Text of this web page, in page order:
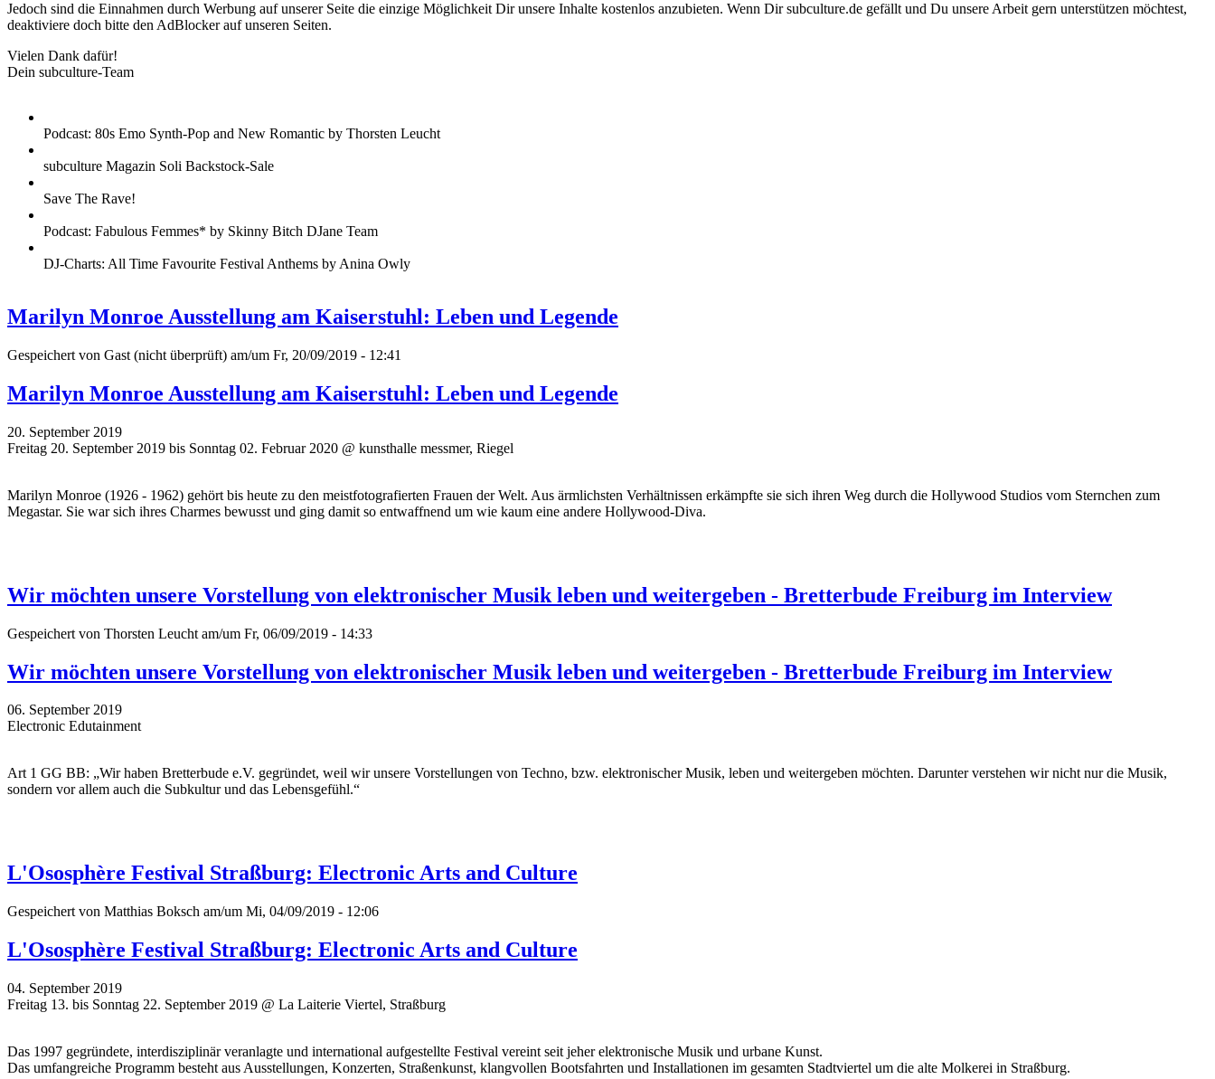
Jedoch sind die Einnahmen durch Werbung auf unserer Seite die einzige Möglichkeit Dir unsere Inhalte kostenlos anzubieten. Wenn Dir subculture.de gefällt und Du unsere Arbeit gern unterstützen möchtest,
deaktiviere doch bitte den AdBlocker auf unseren Seiten.
Vielen Dank dafür!
Dein subculture-Team
Podcast: 80s Emo Synth-Pop and New Romantic by Thorsten Leucht
subculture Magazin Soli Backstock-Sale
Save The Rave!
Podcast: Fabulous Femmes* by Skinny Bitch DJane Team
DJ-Charts: All Time Favourite Festival Anthems by Anina Owly
Marilyn Monroe Ausstellung am Kaiserstuhl: Leben und Legende
Gespeichert von Gast (nicht überprüft) am/um Fr, 20/09/2019 - 12:41
Marilyn Monroe Ausstellung am Kaiserstuhl: Leben und Legende
20. September 2019
Freitag 20. September 2019 bis Sonntag 02. Februar 2020 @ kunsthalle messmer, Riegel
Marilyn Monroe (1926 - 1962) gehört bis heute zu den meistfotografierten Frauen der Welt. Aus ärmlichsten Verhältnissen erkämpfte sie sich ihren Weg durch die Hollywood Studios vom Sternchen zum
Megastar. Sie war sich ihres Charmes bewusst und ging damit so entwaffnend um wie kaum eine andere Hollywood-Diva.
Wir möchten unsere Vorstellung von elektronischer Musik leben und weitergeben - Bretterbude Freiburg im Interview
Gespeichert von Thorsten Leucht am/um Fr, 06/09/2019 - 14:33
Wir möchten unsere Vorstellung von elektronischer Musik leben und weitergeben - Bretterbude Freiburg im Interview
06. September 2019
Electronic Edutainment
Art 1 GG BB: „Wir haben Bretterbude e.V. gegründet, weil wir unsere Vorstellungen von Techno, bzw. elektronischer Musik, leben und weitergeben möchten. Darunter verstehen wir nicht nur die Musik,
sondern vor allem auch die Subkultur und das Lebensgefühl.“
L'Ososphère Festival Straßburg: Electronic Arts and Culture
Gespeichert von Matthias Boksch am/um Mi, 04/09/2019 - 12:06
L'Ososphère Festival Straßburg: Electronic Arts and Culture
04. September 2019
Freitag 13. bis Sonntag 22. September 2019 @ La Laiterie Viertel, Straßburg
Das 1997 gegründete, interdisziplinär veranlagte und international aufgestellte Festival vereint seit jeher elektronische Musik und urbane Kunst.
Das umfangreiche Programm besteht aus Ausstellungen, Konzerten, Straßenkunst, klangvollen Bootsfahrten und Installationen im gesamten Stadtviertel um die alte Molkerei in Straßburg.